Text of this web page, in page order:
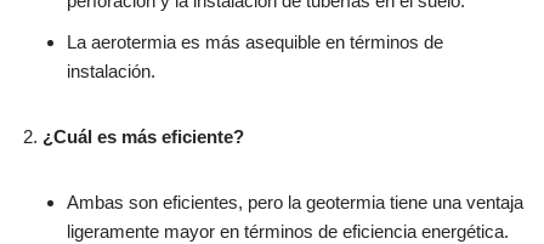
La aerotermia es más asequible en términos de
instalación.
¿Cuál es más eficiente?
Ambas son eficientes, pero la geotermia tiene una ventaja
ligeramente mayor en términos de eficiencia energética.